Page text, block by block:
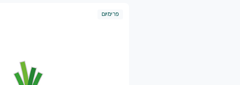
כל יום תוצרת חקלאית טריה ומובחרת
כאן תוכלו לקנות את מיטב פירות וירקות תוצרת הארץ,
פרימיום